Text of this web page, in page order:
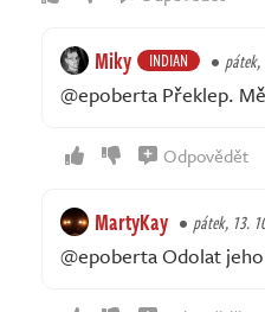
Miky INDIAN
@epoberta Překlep.
Odpovědět
MartyKay pátek, 13.
@epoberta Odolat